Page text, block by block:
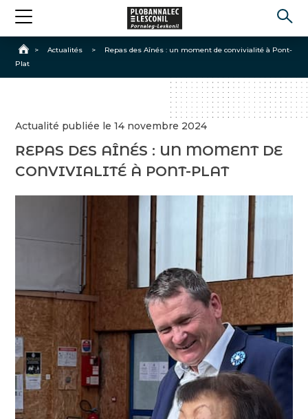
Accueil
> Actualités >
Repas des Aînés : un moment de convivialité à Pont-
Plat
Actualité publiée le 14 novembre 2024
REPAS DES AÎNÉS : UN MOMENT DE
CONVIVIALITÉ À PONT-PLAT